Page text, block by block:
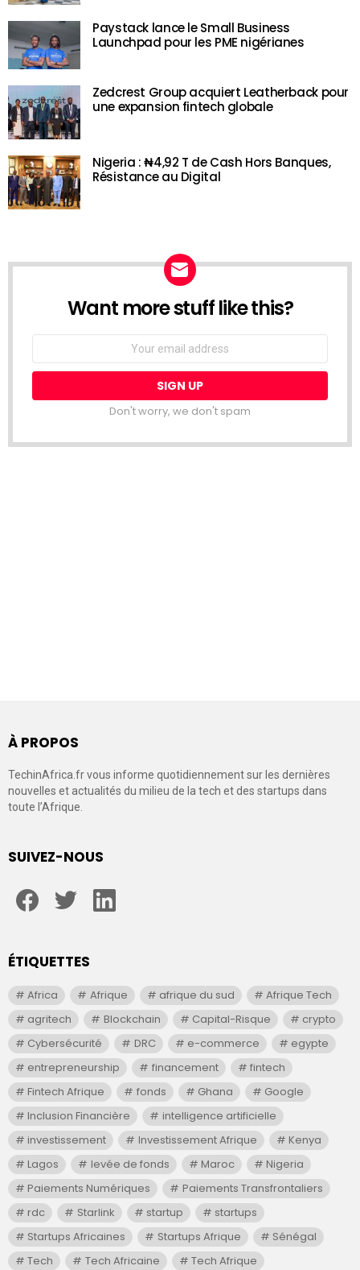
Paystack lance le Small Business
Launchpad pour les PME nigérianes
Zedcrest Group acquiert Leatherback pour
une expansion fintech globale
Nigeria : ₦4,92 T de Cash Hors Banques,
Résistance au Digital
NEWSLETTER
Want more stuff like this?
Don't worry, we don't spam
À PROPOS
TechinAfrica.fr vous informe quotidiennement sur les dernières
nouvelles et actualités du milieu de la tech et des startups dans
toute l’Afrique.
SUIVEZ-NOUS
ÉTIQUETTES
Africa Afrique afrique du sud
Afrique Tech
agritech
Blockchain Capital-Risque
crypto
Cybersécurité
DRC e-commerce
egypte
entrepreneurship
financement
fintech
Fintech Afrique
fonds Ghana
Google
Inclusion Financière
intelligence artificielle
investissement
Investissement Afrique
Kenya
Lagos
levée de fonds Maroc
Nigeria
Paiements Numériques
Paiements Transfrontaliers
rdc
Starlink startup
startups
Startups Africaines
Startups Afrique
Sénégal
Tech
Tech Africaine Tech Afrique